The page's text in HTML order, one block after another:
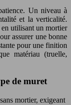
Un niveau à
et la verticalité.
utilisant un mortier
assurer une bonne
pour une finition
matériau (truelle,
de muret
mortier, exigeant